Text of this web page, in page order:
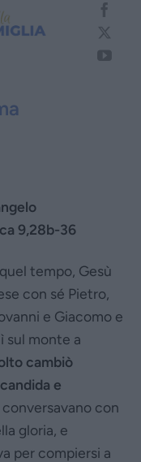
9,28b-36
tempo, Gesù
con sé Pietro,
e Giacomo e
sul monte a
cambiò
e
con
gloria, e
per compiersi a